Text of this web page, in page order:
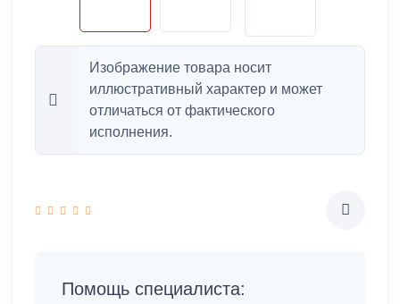
Изображение товара носит
иллюстративный характер и может
отличаться от фактического
исполнения.
Помощь специалиста: